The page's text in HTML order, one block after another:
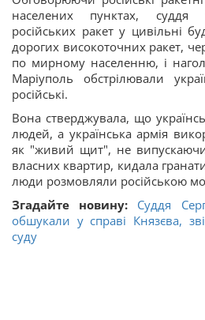
населених пунктах, суддя
російських ракет у цивільні
дорогих високоточних ракет,
по мирному населенню, і
Маріуполь обстрілювали
російські.
Вона стверджувала, що
людей, а українська армія
як "живий щит", не випускаючи
власних квартир, кидала
люди розмовляли російською
Згадайте новину:
Суддя
обшукали у справі Князєва,
суду